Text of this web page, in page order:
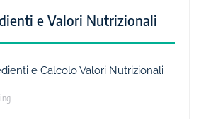
e Valori Nutrizionali
e Calcolo Valori Nutrizionali